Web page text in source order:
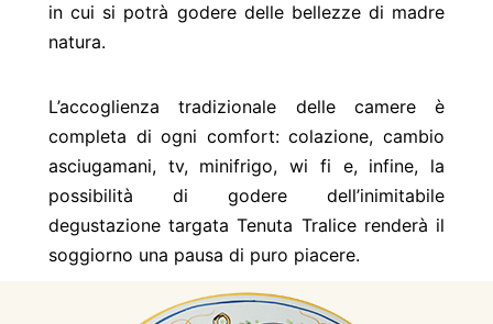
in cui si potrà godere delle bellezze di madre
natura.
L’accoglienza tradizionale delle camere è
completa di ogni comfort: colazione, cambio
asciugamani, tv, minifrigo, wi fi e, infine, la
possibilità di godere dell’inimitabile
degustazione targata Tenuta Tralice renderà il
soggiorno una pausa di puro piacere.